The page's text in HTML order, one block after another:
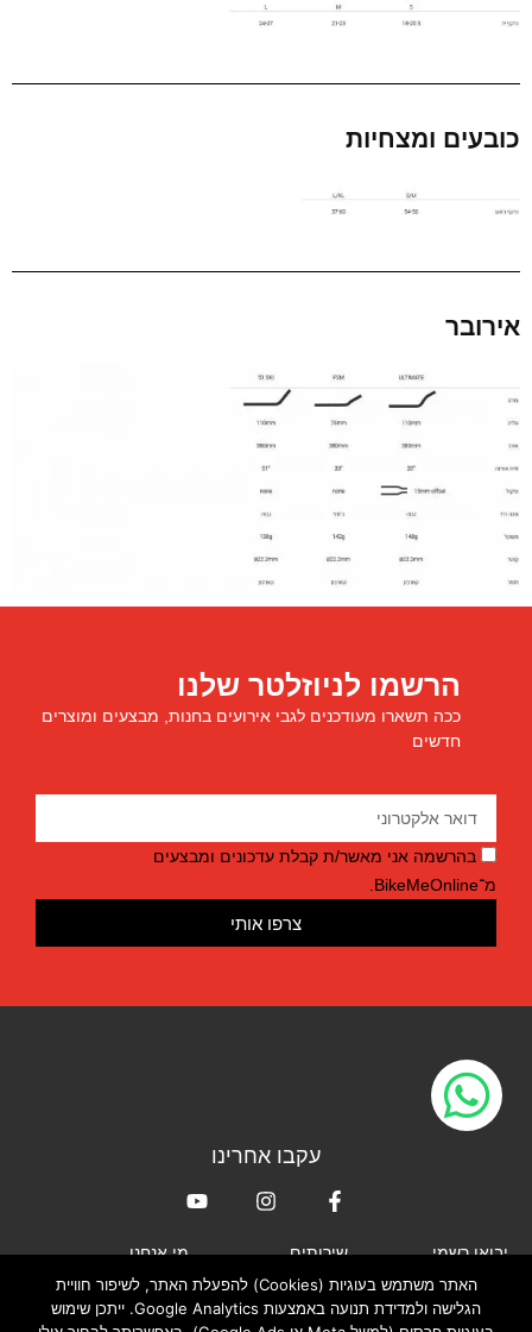
כובעים ומצחיות
אירובר
הרשמו לניוזלטר שלנו
ככה תשארו מעודכנים לגבי אירועים בחנות, מבצעים ומוצרים
חדשים
בהרשמה אני מאשר/ת קבלת עדכונים ומבצעים
מ־BikeMeOnline.
צרפו אותי
עקבו אחרינו
יבואן רשמי
XLAB
TRIRIG
שירותים
חנות האונליין
החנות וסדנת הטיפולים
מי אנחנו
אודות
צור קשר
האתר משתמש בעוגיות (Cookies) להפעלת האתר, לשיפור חוויית
הגלישה ולמדידת תנועה באמצעות Google Analytics. ייתכן שימוש